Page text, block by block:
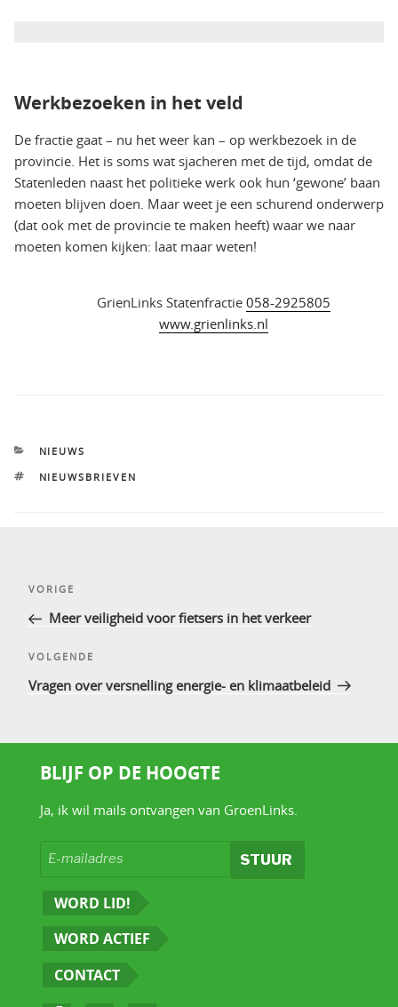
Werkbezoeken in het veld
De fractie gaat – nu het weer kan – op werkbezoek in de
provincie. Het is soms wat sjacheren met de tijd, omdat de
Statenleden naast het politieke werk ook hun ‘gewone’ baan
moeten blijven doen. Maar weet je een schurend onderwerp
(dat ook met de provincie te maken heeft) waar we naar
moeten komen kijken: laat maar weten!
GrienLinks Statenfractie 058-2925805
www.grienlinks.nl
CATEGORIEËN
NIEUWS
TAGS
NIEUWSBRIEVEN
Vorig
bericht
VORIGE
Meer veiligheid voor fietsers in het verkeer
Volgend
bericht
VOLGENDE
Vragen over versnelling energie- en klimaatbeleid
BLIJF OP DE HOOGTE
Ja, ik wil mails ontvangen van GroenLinks.
WORD LID!
WORD ACTIEF
CONTACT